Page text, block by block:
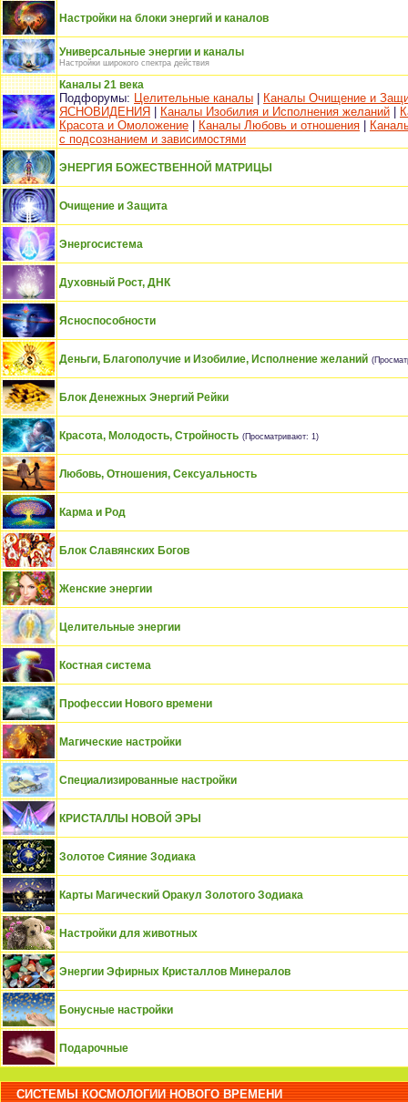
Настройки на блоки энергий и каналов
Универсальные энергии и каналы
Настройки широкого спектра действия
Каналы 21 века
Подфорумы: Целительные каналы
Каналы Очищение и
ЯСНОВИДЕНИЯ
Каналы Изобилия и Исполнения желаний
Красота и Омоложение
Каналы Любовь и отношения
с подсознанием и зависимостями
ЭНЕРГИЯ БОЖЕСТВЕННОЙ МАТРИЦЫ
Очищение и Защита
Энергосистема
Духовный Рост, ДНК
Ясноспособности
Деньги, Благополучие и Изобилие, Исполнение желаний
Блок Денежных Энергий Рейки
Красота, Молодость, Стройность (Просматривают: 1)
Любовь, Отношения, Сексуальность
Карма и Род
Блок Славянских Богов
Женские энергии
Целительные энергии
Костная система
Профессии Нового времени
Магические настройки
Специализированные настройки
КРИСТАЛЛЫ НОВОЙ ЭРЫ
Золотое Сияние Зодиака
Карты Магический Оракул Золотого Зодиака
Настройки для животных
Энергии Эфирных Кристаллов Минералов
Бонусные настройки
Подарочные
СИСТЕМЫ КОСМОЛОГИИ НОВОГО ВРЕМЕНИ